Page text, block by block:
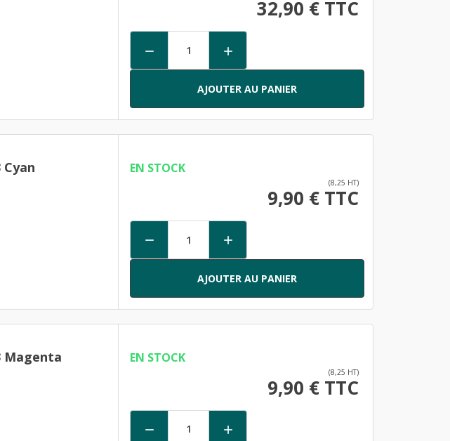
32,90 € TTC
 
AJOUTER AU PANIER
EN STOCK
(8,25 HT)
9,90 € TTC
 
AJOUTER AU PANIER
Magenta EN STOCK
(8,25 HT)
9,90 € TTC
 